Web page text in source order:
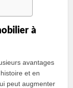
à
avantages
et en
peut augmenter